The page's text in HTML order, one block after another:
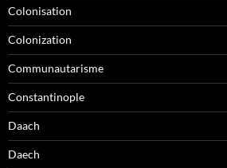
Colonisation
Colonization
Communautarisme
Constantinople
Daach
Daech